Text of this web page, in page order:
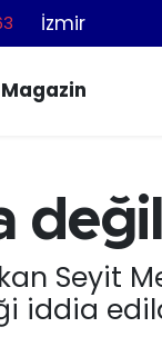
İzmir
Magazin
Seyit
iddia